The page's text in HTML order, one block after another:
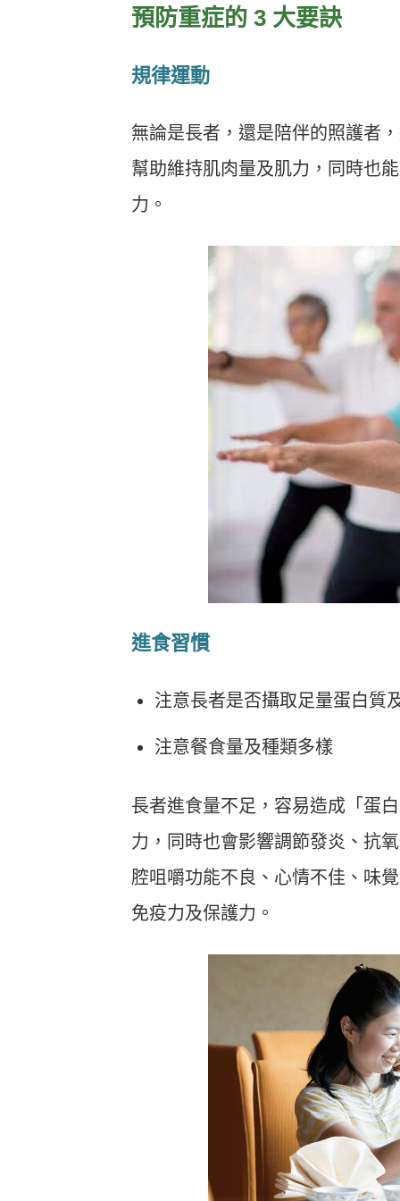
預防重症的 3 大要訣
規律運動
無論是長者，還是陪伴的照護者
幫助維持肌肉量及肌力，同時也
力。
進食習慣
注意長者是否攝取足量蛋白質
注意餐食量及種類多樣
長者進食量不足，容易造成「蛋
力，同時也會影響調節發炎、抗
腔咀嚼功能不良、心情不佳、味
免疫力及保護力。